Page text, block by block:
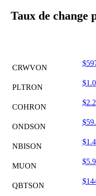
Taux de change
CRWVON
PLTRON
COHRON
ONDSON
NBISON
MUON
QBTSON